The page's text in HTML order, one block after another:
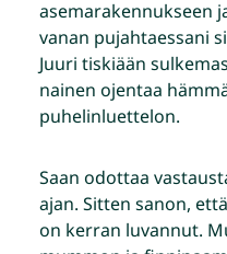
asemarakennukseen
vanan pujahtaessani
Juuri tiskiään
nainen ojentaa
puhelinluettelon.
Saan odottaa
ajan. Sitten sanon,
on kerran luvannut.